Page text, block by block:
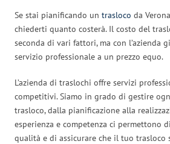
Se stai pianificando un trasloco da
chiederti quanto costerà. Il costo del
seconda di vari fattori, ma con l’azienda
servizio professionale a un prezzo equo.
L’azienda di traslochi offre servizi
competitivi. Siamo in grado di gestire
trasloco, dalla pianificazione alla
esperienza e competenza ci permettono
qualità e di assicurare che il tuo trasloco